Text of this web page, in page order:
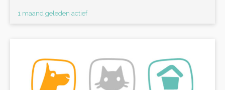
1 maand geleden actief